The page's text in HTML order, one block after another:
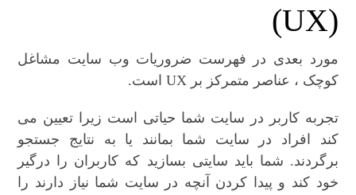
(UX)
مورد بعدی در فهرست ضروریات وب سایت مشاغل
کوچک ، عناصر متمرکز بر UX است.
تجربه کاربر در سایت شما حیاتی است زیرا تعیین می
کند افراد در سایت شما بمانند یا به نتایج جستجو
برگردند. شما باید سایتی بسازید که کاربران را درگیر
خود کند و پیدا کردن آنچه در سایت شما نیاز دارند را